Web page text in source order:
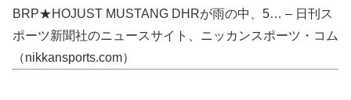
BRP★HOJUST MUSTANG DHRが雨の中、5… – 日刊ス
ポーツ新聞社のニュースサイト、ニッカンスポーツ・コム
（nikkansports.com）